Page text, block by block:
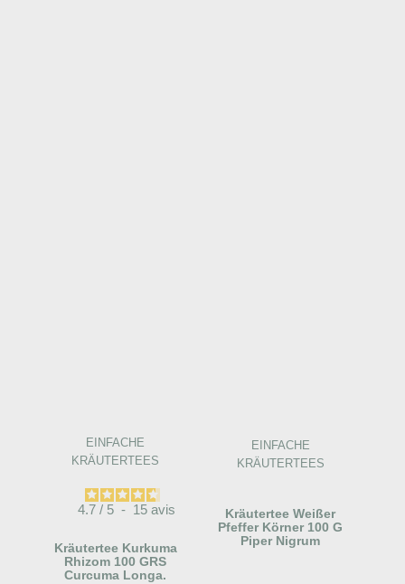
EINFACHE
KRÄUTERTEES
4.7 / 5 - 15 avis
Kräutertee Kurkuma
Rhizom 100 GRS
Curcuma Longa.
EINFACHE
KRÄUTERTEES
Kräutertee Weißer
Pfeffer Körner 100 G
Piper Nigrum